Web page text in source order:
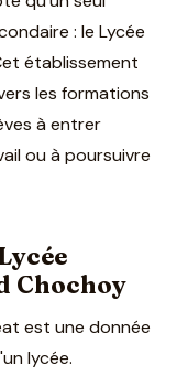
: le Lycée
établissement
les formations
à entrer
ou à poursuivre
Chochoy
est une donnée
lycée.